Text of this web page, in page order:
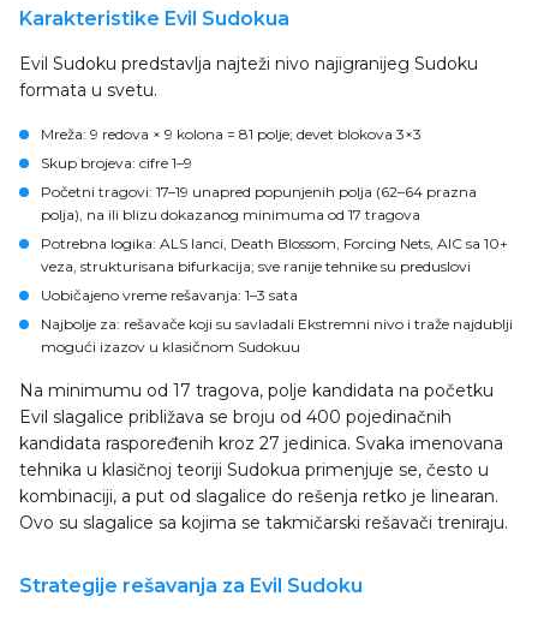
Karakteristike Evil Sudokua
Evil Sudoku predstavlja najteži nivo najigranijeg Sudoku
formata u svetu.
Mreža: 9 redova × 9 kolona = 81 polje; devet blokova 3×3
Skup brojeva: cifre 1–9
Početni tragovi: 17–19 unapred popunjenih polja (62–64 prazna
polja), na ili blizu dokazanog minimuma od 17 tragova
Potrebna logika: ALS lanci, Death Blossom, Forcing Nets, AIC sa 10+
veza, strukturisana bifurkacija; sve ranije tehnike su preduslovi
Uobičajeno vreme rešavanja: 1–3 sata
Najbolje za: rešavače koji su savladali Ekstremni nivo i traže najdublji
mogući izazov u klasičnom Sudokuu
Na minimumu od 17 tragova, polje kandidata na početku
Evil slagalice približava se broju od 400 pojedinačnih
kandidata raspoređenih kroz 27 jedinica. Svaka imenovana
tehnika u klasičnoj teoriji Sudokuа primenjuje se, često u
kombinaciji, a put od slagalice do rešenja retko je linearan.
Ovo su slagalice sa kojima se takmičarski rešavači treniraju.
Strategije rešavanja za Evil Sudoku